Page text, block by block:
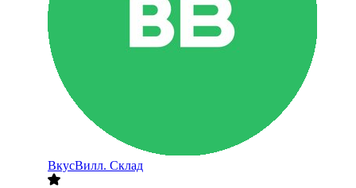
ВкусВилл. Склад